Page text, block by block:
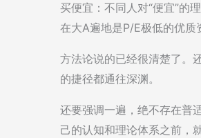
买便宜：不同人对“便宜”的
在大A遍地是P/E极低的优质
方法论说的已经很清楚了。
的捷径都通往深渊。
还要强调一遍，绝不存在普
己的认知和理论体系之前，